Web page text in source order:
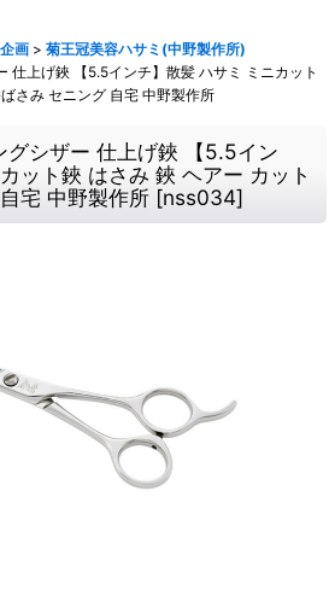
画 > 菊王冠美容ハサミ(中野製作所)
仕上げ鋏 【5.5インチ】散髪 ハサミ ミニカット
さみ セニング 自宅 中野製作所
シザー 仕上げ鋏 【5.5イン
ット鋏 はさみ 鋏 ヘアー カット
宅 中野製作所 [nss034]